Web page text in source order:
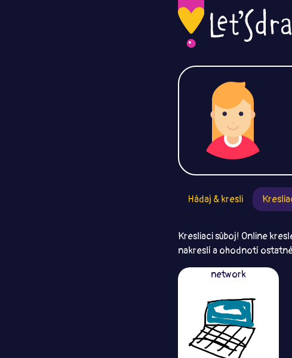
Hádaj & kresli
Kresliaci súboj! Online
nakreslí a ohodnotí
network